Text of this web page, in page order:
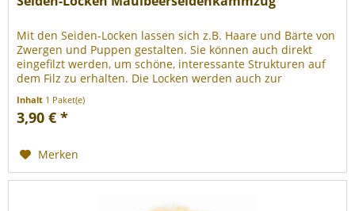
Mit den Seiden-Locken lassen sich z.B. Haare und Bärte von
Zwergen und Puppen gestalten. Sie können auch direkt
eingefilzt werden, um schöne, interessante Strukturen auf
dem Filz zu erhalten. Die Locken werden auch zur
Inhalt 1 Paket(e)
3,90 € *
Merken